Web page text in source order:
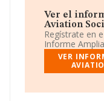
publicidad aérea.
en el Registro
CNAE: 5223 -
La sociedad no
Atendiendo a los
número de
Ver el
Aviation
Regístrate en
Informe
VER